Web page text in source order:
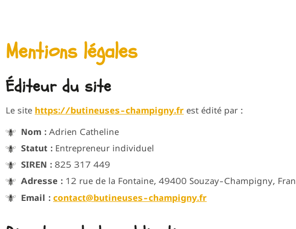
Mentions légales
Éditeur du site
Le site https://butineuses-champigny.fr est édité par :
Nom : Adrien Catheline
Statut : Entrepreneur individuel
SIREN : 825 317 449
Adresse : 12 rue de la Fontaine, 49400 Souzay-Champigny,
Email : contact@butineuses-champigny.fr